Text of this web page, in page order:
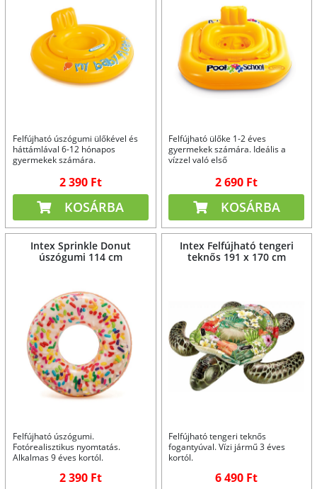
Felfújható úszógumi ülőkével és
háttámlával 6-12 hónapos
gyermekek számára.
2 390 Ft
KOSÁRBA
Felfújható ülőke 1-2 éves
gyermekek számára. Ideális a
vízzel való első
2 690 Ft
KOSÁRBA
Intex Sprinkle Donut
úszógumi 114 cm
Felfújható úszógumi.
Fotórealisztikus nyomtatás.
Alkalmas 9 éves kortól.
2 390 Ft
Intex Felfújható tengeri
teknős 191 x 170 cm
Felfújható tengeri teknős
fogantyúval. Vízi jármű 3 éves
kortól.
6 490 Ft